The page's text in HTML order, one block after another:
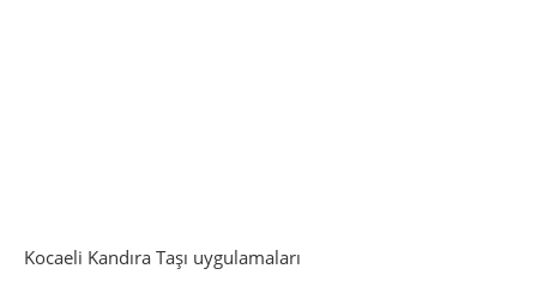
Kocaeli Kandıra Taşı uygulamaları